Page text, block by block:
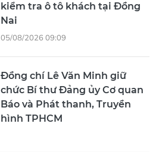
kiểm tra ô tô khách tại Đồng
Nai
05/08/2026 09:09
Đồng chí Lê Văn Minh giữ
chức Bí thư Đảng ủy Cơ quan
Báo và Phát thanh, Truyền
hình TPHCM